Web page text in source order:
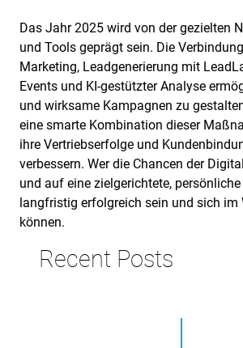
Das Jahr 2025 wird von der gezielten
und Tools geprägt sein. Die
Marketing, Leadgenerierung mit
Events und KI-gestützter Analyse
und wirksame Kampagnen zu
eine smarte Kombination dieser
ihre Vertriebserfolge und
verbessern. Wer die Chancen der
und auf eine zielgerichtete,
langfristig erfolgreich sein und sich im
können.
Recent Posts